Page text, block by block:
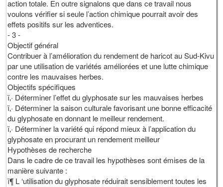
action totale. En outre signalons que dans ce travail nous
voulons vérifier si seule l’action chimique pourrait avoir des
effets positifs sur les adventices.
- 3 -
Objectif général
Contribuer à l’amélioration du rendement de haricot au Sud-Kivu
par une utilisation de variétés améliorées et une lutte chimique
contre les mauvaises herbes.
Objectifs spécifiques
ï‚· Déterminer l’effet du glyphosate sur les mauvaises herbes
ï‚· Déterminer la saison culturale favorisant une bonne efficacité
du glyphosate en donnant le meilleur rendement.
ï‚· Déterminer la variété qui répond mieux à l’application du
glyphosate en procurant un rendement meilleur
Hypothèses de recherche
Dans le cadre de ce travail les hypothèses sont émises de la
manière suivante :
ï¶ L ‘utilisation du glyphosate réduirait sensiblement toutes les